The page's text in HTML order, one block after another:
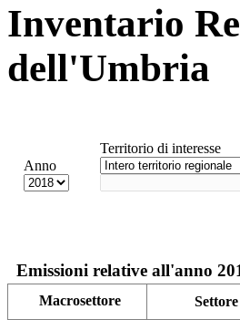
Inventario
dell'Umbria
Anno
Territorio di interesse
Emissioni relative all'anno
Macrosettore Settore